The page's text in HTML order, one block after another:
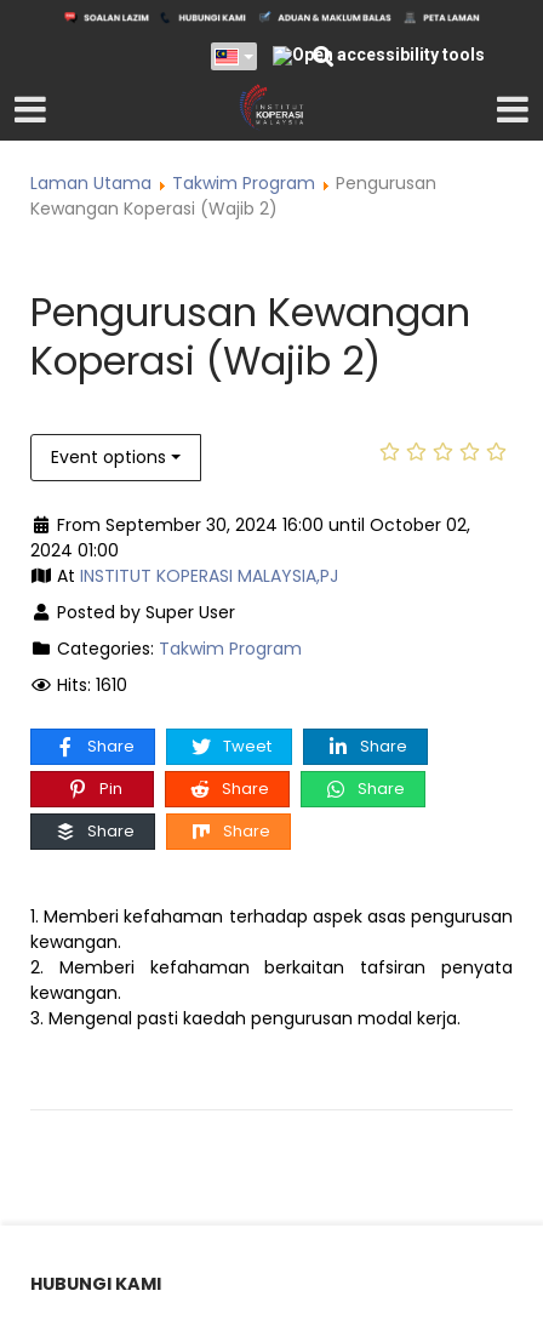
Laman Utama Takwim Program
Pengurusan
Kewangan Koperasi (Wajib 2)
Pengurusan Kewangan
Koperasi (Wajib 2)
Event options
From September 30, 2024 16:00 until October 02,
2024 01:00
At INSTITUT KOPERASI MALAYSIA,PJ
Posted by Super User
Categories: Takwim Program
Hits: 1610
Share Tweet
Share
Pin
Share
Share
Share
Share
1. Memberi kefahaman terhadap aspek asas pengurusan
kewangan.
2. Memberi kefahaman berkaitan tafsiran penyata
kewangan.
3. Mengenal pasti kaedah pengurusan modal kerja.
HUBUNGI KAMI